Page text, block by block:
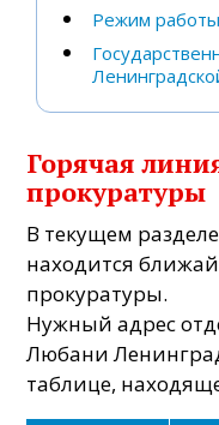
Режим
Горячая
прокуратуры
В текущем
находится
прокуратуры.
Нужный адрес
Любани
таблице,